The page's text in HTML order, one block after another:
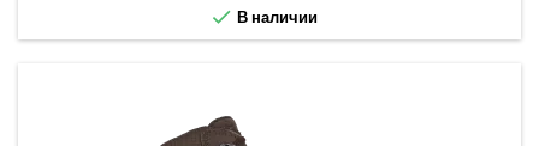
 В наличии